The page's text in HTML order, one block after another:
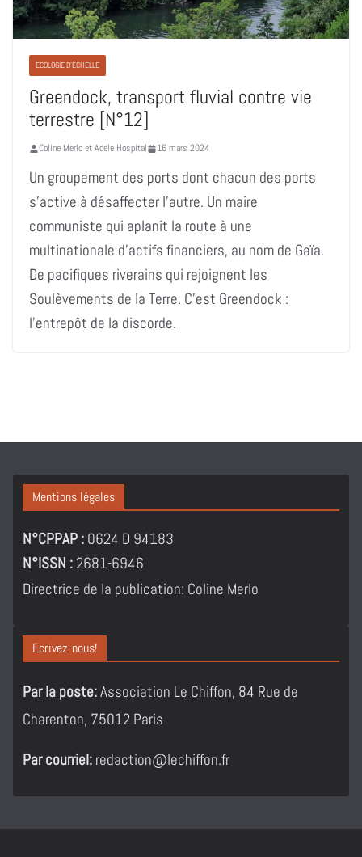
ECOLOGIE D'ÉCHELLE
Greendock, transport fluvial contre vie
terrestre [N°12]
Coline Merlo et Adele Hospital 16 mars 2024
Un groupement des ports dont chacun des ports
s’active à désaffecter l’autre. Un maire
communiste qui aplanit la route à une
multinationale d’actifs financiers, au nom de Gaïa.
De pacifiques riverains qui rejoignent les
Soulèvements de la Terre. C’est Greendock :
l’entrepôt de la discorde.
Mentions légales
N°CPPAP : 0624 D 94183
N°ISSN :2681-6946
Directrice de la publication: Coline Merlo
Ecrivez-nous!
Par la poste:Association Le Chiffon, 84 Rue de
Charenton, 75012 Paris
Par courriel: redaction@lechiffon.fr